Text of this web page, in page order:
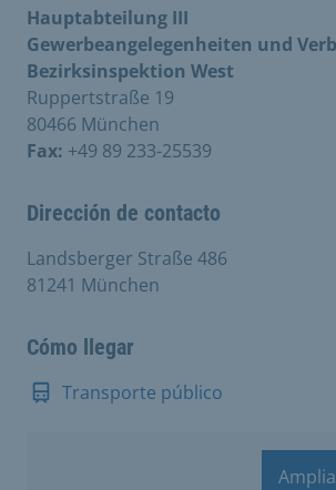
Hauptabteilung III
Gewerbeangelegenheiten und
Bezirksinspektion West
Ruppertstraße 19
80466 München
Fax: +49 89 233-25539
Dirección de contacto
Landsberger Straße 486
81241 München
Cómo llegar
Transporte público